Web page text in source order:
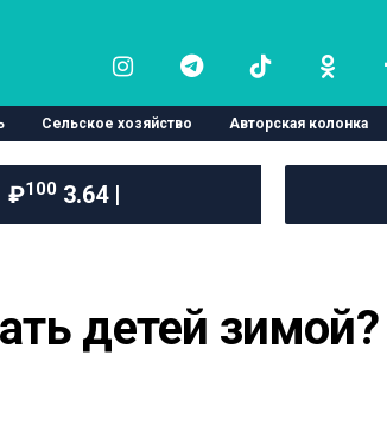
Сельское хозяйство Авторская колонка
₽1003.64 |
детей зимой?